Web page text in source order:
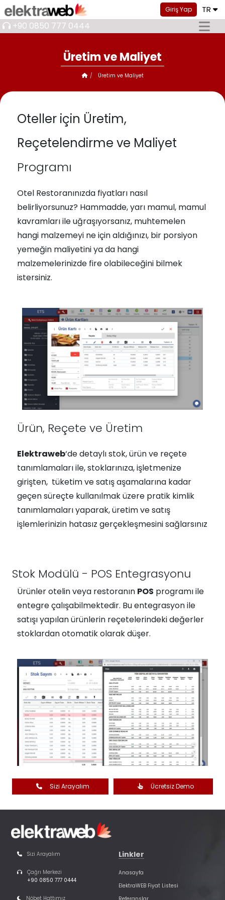
Giriş Yap TR
+90 0850 777 0444
Üretim ve Maliyet
Üretim ve Maliyet
Oteller için Üretim,
Reçetelendirme ve Maliyet
Programı
Otel Restoranınızda fiyatları nasıl
belirliyorsunuz? Hammadde, yarı mamul, mamul
kavramları ile uğraşıyorsanız, muhtemelen
hangi malzemeyi ne için aldığınızı, bir porsiyon
yemeğin maliyetini ya da hangi
malzemelerinizde fire olabileceğini bilmek
istersiniz.
Ürün, Reçete ve Üretim
Elektraweb‘de detaylı stok, ürün ve reçete
tanımlamaları ile, stoklarınıza, işletmenize
girişten, tüketim ve satış aşamalarına kadar
geçen süreçte kullanılmak üzere pratik kimlik
tanımlamaları yaparak, üretim ve satış
işlemlerinizin hatasız gerçekleşmesini sağlarsınız
Stok Modülü - POS Entegrasyonu
Ürünler otelin veya restoranın POS programı ile
entegre çalışabilmektedir. Bu entegrasyon ile
satışı yapılan ürünlerin reçetelerindeki değerler
stoklardan otomatik olarak düşer.
Sizi Arayalım Ücretsiz Demo
Sizi Arayalım
Çağrı Merkezi
+90 0850 777 0444
Nöbet Hattımız
Linkler
Anasayfa
ElektraWEB Fiyat Listesi